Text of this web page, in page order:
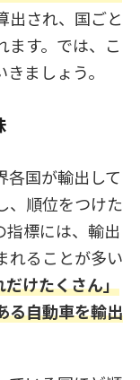
出され、国ごと
ます。では、こ
ましょう。
各国が輸出して
、順位をつけた
指標には、輸出
れることが多い
だけたくさん」
る自動車を輸出